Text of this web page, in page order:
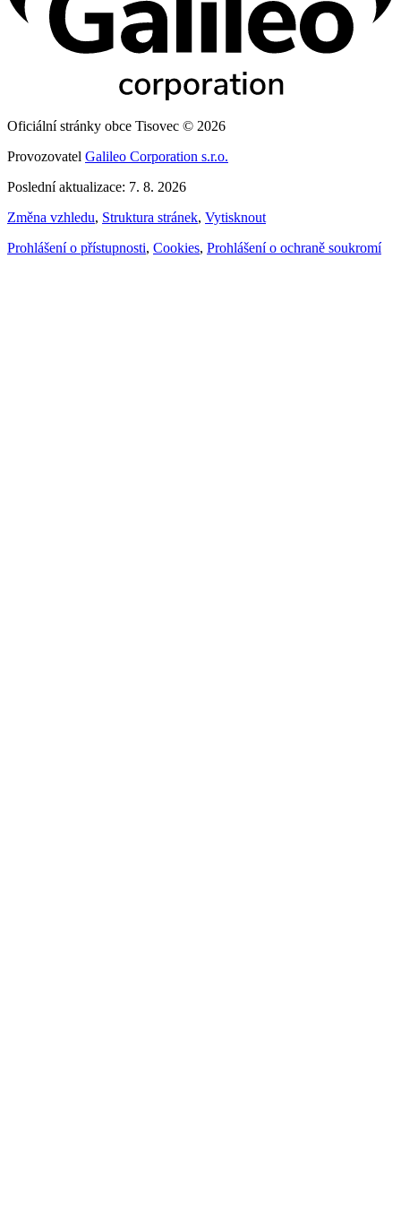
Oficiální stránky obce Tisovec © 2026
Provozovatel Galileo Corporation s.r.o.
Poslední aktualizace: 7. 8. 2026
Změna vzhledu, Struktura stránek, Vytisknout
Prohlášení o přístupnosti, Cookies, Prohlášení o ochraně soukromí